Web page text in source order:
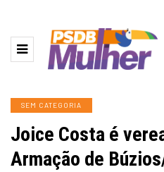
SEM CATEGORIA
Joice Costa é
Armação de